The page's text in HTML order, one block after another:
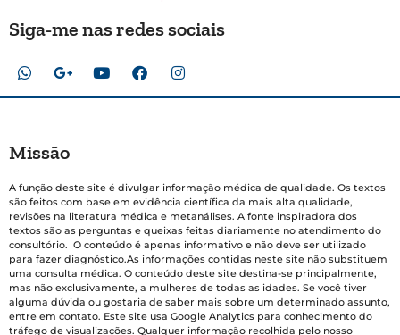
Siga-me nas redes sociais
Missão
A função deste site é divulgar informação médica de qualidade. Os textos
são feitos com base em evidência científica da mais alta qualidade,
revisões na literatura médica e metanálises. A fonte inspiradora dos
textos são as perguntas e queixas feitas diariamente no atendimento do
consultório. O conteúdo é apenas informativo e não deve ser utilizado
para fazer diagnóstico.As informações contidas neste site não substituem
uma consulta médica. O conteúdo deste site destina-se principalmente,
mas não exclusivamente, a mulheres de todas as idades. Se você tiver
alguma dúvida ou gostaria de saber mais sobre um determinado assunto,
entre em contato. Este site usa Google Analytics para conhecimento do
tráfego de visualizações. Qualquer informação recolhida pelo nosso